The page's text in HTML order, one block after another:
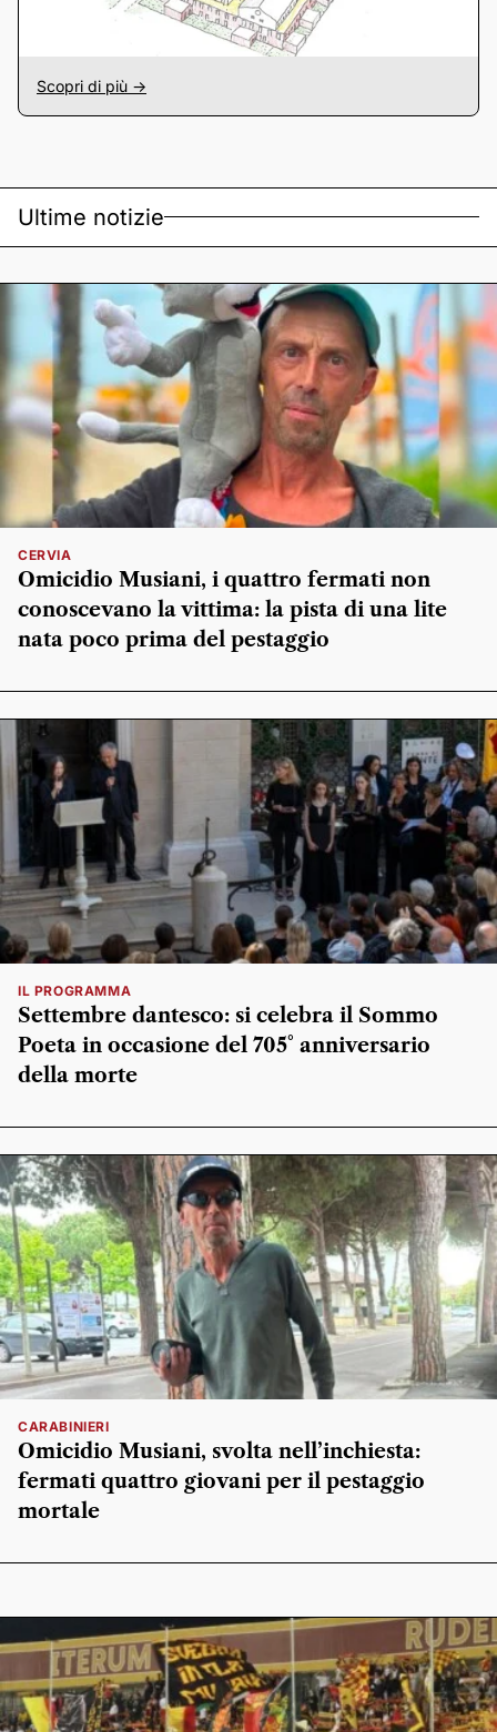
Scopri di più ->
Ultime notizie
CERVIA
Omicidio Musiani, i quattro fermati non
conoscevano la vittima: la pista di una lite
nata poco prima del pestaggio
IL PROGRAMMA
Settembre dantesco: si celebra il Sommo
Poeta in occasione del 705° anniversario
della morte
CARABINIERI
Omicidio Musiani, svolta nell’inchiesta:
fermati quattro giovani per il pestaggio
mortale